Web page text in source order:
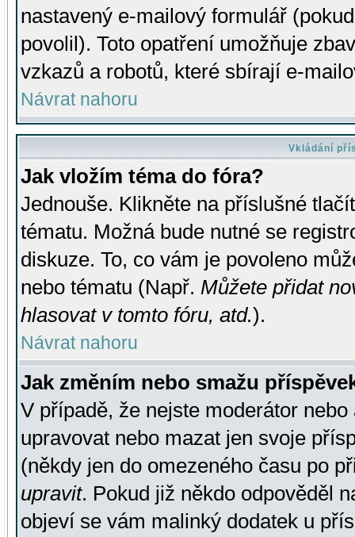
nastavený e-mailový formulář
povolil). Toto opatření umožňuje
vzkazů a robotů, které sbírají e-
Návrat nahoru
Vkládání
Jak vložím téma do fóra?
Jednouše. Klikněte na příslušné
tématu. Možná bude nutné se
diskuze. To, co vám je povoleno
nebo tématu (Např. Můžete přidat
hlasovat v tomto fóru, atd.).
Návrat nahoru
Jak změním nebo smažu
V případě, že nejste moderátor
upravovat nebo mazat jen svoje
(někdy jen do omezeného času po
upravit. Pokud již někdo odpověděl
objeví se vám malinký dodatek u